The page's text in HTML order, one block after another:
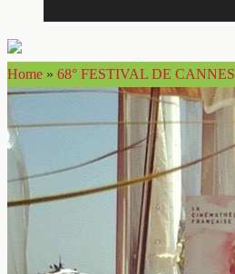
Home » 68° FESTIVAL DE CANNES